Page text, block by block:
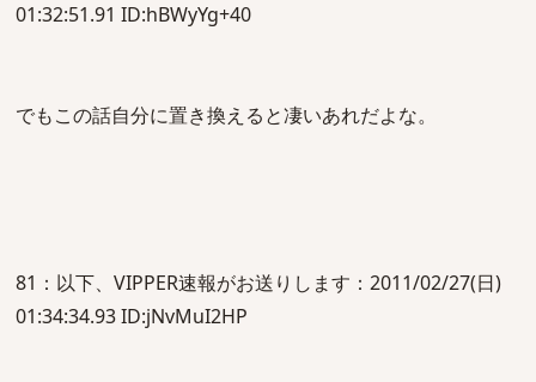
01:32:51.91 ID:hBWyYg+40
でもこの話自分に置き換えると凄いあれだよな。
81：以下、VIPPER速報がお送りします：2011/02/27(日)
01:34:34.93 ID:jNvMuI2HP